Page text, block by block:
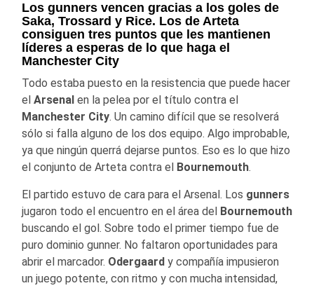
Los gunners vencen gracias a los goles de
Saka, Trossard y Rice. Los de Arteta
consiguen tres puntos que les mantienen
líderes a esperas de lo que haga el
Manchester City
Todo estaba puesto en la resistencia que puede hacer
el Arsenal en la pelea por el título contra el
Manchester City. Un camino difícil que se resolverá
sólo si falla alguno de los dos equipo. Algo improbable,
ya que ningún querrá dejarse puntos. Eso es lo que hizo
el conjunto de Arteta contra el Bournemouth.
El partido estuvo de cara para el Arsenal. Los gunners
jugaron todo el encuentro en el área del Bournemouth
buscando el gol. Sobre todo el primer tiempo fue de
puro dominio gunner. No faltaron oportunidades para
abrir el marcador. Odergaard y compañía impusieron
un juego potente, con ritmo y con mucha intensidad,